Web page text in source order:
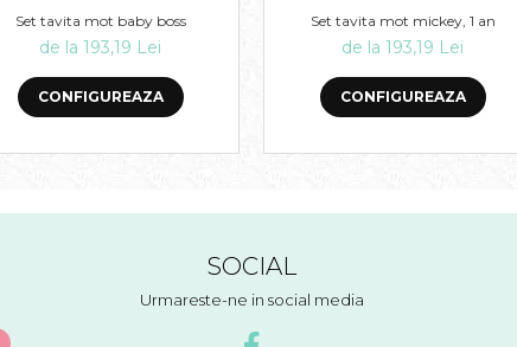
Set tavita mot baby boss
de la 193,19 Lei
CONFIGUREAZA
Set tavita mot mickey, 1 an
de la 193,19 Lei
CONFIGUREAZA
SOCIAL
Urmareste-ne in social media